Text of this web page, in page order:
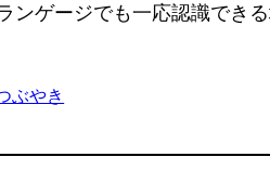
ンゲージでも一応認識でき
ぶやき